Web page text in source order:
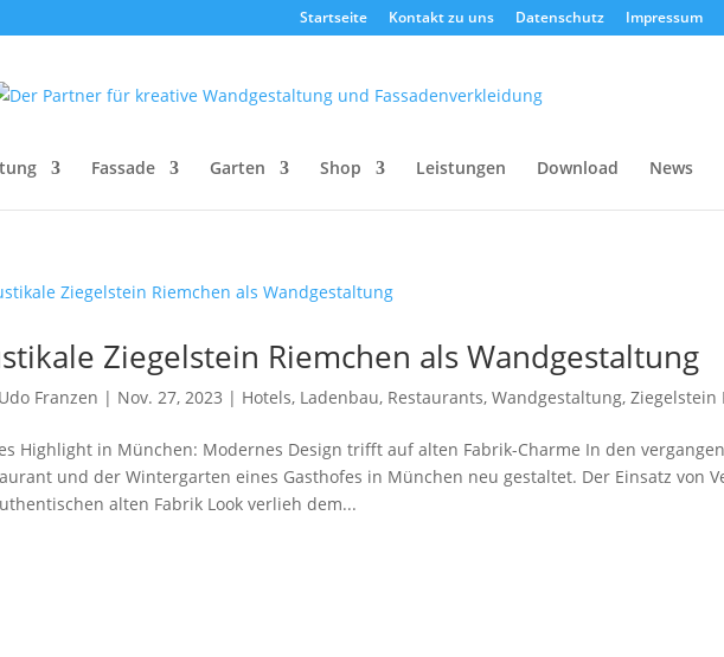
Startseite Kontakt zu uns Datenschutz Impressum
Fassade Garten Shop Leistungen Download News
Ziegelstein Riemchen als Wandgestaltung
Udo Franzen | Nov. 27, 2023 | Hotels, Ladenbau, Restaurants, Wandgestaltung, Ziegelstein
Highlight in München: Modernes Design trifft auf alten Fabrik-Charme In den
und der Wintergarten eines Gasthofes in München neu gestaltet. Der Einsatz von
alten Fabrik Look verlieh dem...